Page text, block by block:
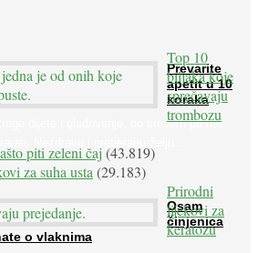
Prevarite
apetit u 10
koraka
dijete i gladovanje, no srećom po nas
Nezdravu i pretjeranu želju ...
Osam
činjenica
o vlaknima
Top 10
biljaka koje
sprečavaju
trombozu
piti zeleni čaj(43.819)
za suha usta (29.183)
Prirodni
lijekovi za
keratozu